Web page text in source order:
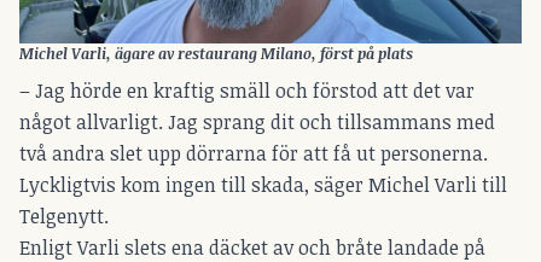
Michel Varli, ägare av restaurang Milano, först på plats
– Jag hörde en kraftig smäll och förstod att det var
något allvarligt. Jag sprang dit och tillsammans med
två andra slet upp dörrarna för att få ut personerna.
Lyckligtvis kom ingen till skada, säger Michel Varli till
Telgenytt.
Enligt Varli slets ena däcket av och bråte landade på